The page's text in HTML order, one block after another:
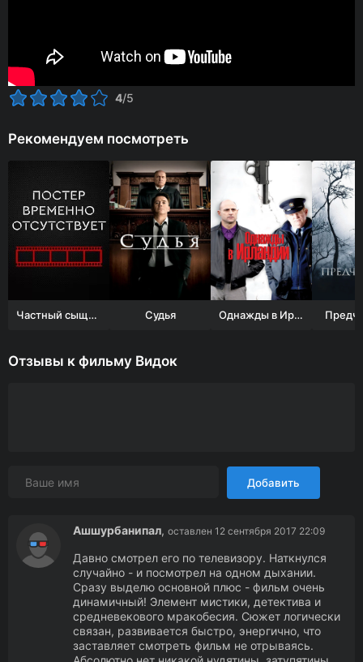
4/5
Рекомендуем посмотреть
Частный сыщик Джеки Голдберг Судья Однажды в Ирландии
Отзывы к фильму Видок
Добавить
Ашшурбанипал, оставлен 12 сентября 2017 22:09
Давно смотрел его по телевизору. Наткнулся
случайно - и посмотрел на одном дыхании.
Сразу выделю основной плюс - фильм очень
динамичный! Элемент мистики, детектива и
средневекового мракобесия. Сюжет логически
связан, развивается быстро, энергично, что
заставляет смотреть фильм не отрываясь.